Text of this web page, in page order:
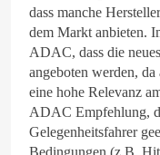
dass manche
dem Markt anbieten.
ADAC, dass die
angeboten werden,
eine hohe Relevanz
ADAC Empfehlung,
Gelegenheitsfahrer
Bedingungen (z.B.